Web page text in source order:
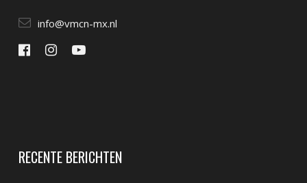
info@vmcn-mx.nl
RECENTE BERICHTEN